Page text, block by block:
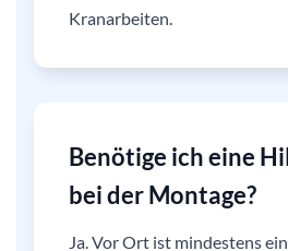
Kranarbeiten.
Benötige ich eine
bei der Montage?
Ja. Vor Ort ist mindestens